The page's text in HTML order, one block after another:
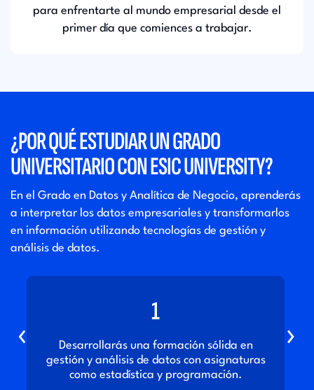
para enfrentarte al mundo empresarial desde el
primer día que comiences a trabajar.
¿POR QUÉ ESTUDIAR UN GRADO
UNIVERSITARIO CON ESIC UNIVERSITY?
En el Grado en Datos y Analítica de Negocio, aprenderás
a interpretar los datos empresariales y transformarlos
en información utilizando tecnologías de gestión y
análisis de datos.
1
Desarrollarás una formación sólida en
gestión y análisis de datos con asignaturas
como estadística y programación.
‹ ›